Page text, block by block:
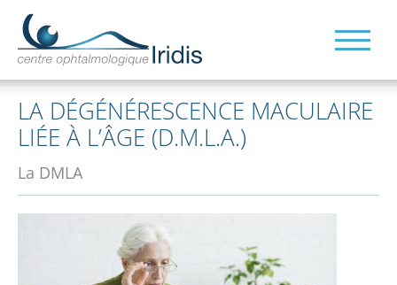
LA DÉGÉNÉRESCENCE MACULAIRE
LIÉE À L’ÂGE (D.M.L.A.)
La DMLA